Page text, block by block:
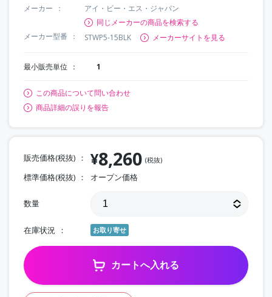
メーカー
アイ・ビー・エス・ジャパン
同じメーカーの商品を検索する
メーカー型番
STWP5-15BLK メーカーサイトを見る
最小販売単位 1
この商品について問い合わせ
商品詳細の誤りを報告
販売価格(税抜) ¥8,260 (税抜)
標準価格(税抜) オープン価格
数量
在庫状況 お取り寄せ
カートへ入れる